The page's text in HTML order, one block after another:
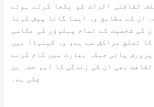
ثقافتی اثرات کو یکجا کرتے ہوئے
ان کے مطابق وہ ایسا گانا پیش کرنا
کی شخصیت کے تمام پہلوؤں کی عکاسی
تعلق مراکش سے ہے، وہ کینیڈا میں
پائی جبکہ بھارت میں کام کرنے
بھی ان کی زندگی کا اہم حصہ بن
چکی ہے۔